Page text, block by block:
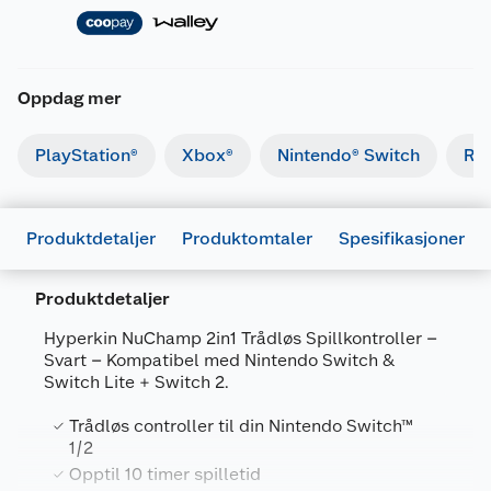
Oppdag mer
PlayStation® Xbox® Nintendo® Switch
Produktdetaljer Produktomtaler Spesifikasjoner
Produktdetaljer
Hyperkin NuChamp 2in1 Trådløs Spillkontroller –
Svart – Kompatibel med Nintendo Switch &
Switch Lite + Switch 2.
Trådløs controller til din Nintendo Switch™
1/2
Opptil 10 timer spilletid
Artikkelnummer
810007711805
Leverandørens artikkelnummer